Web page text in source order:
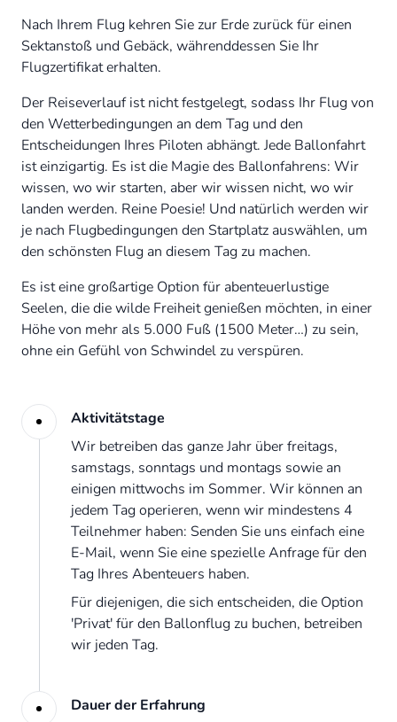
Nach Ihrem Flug kehren Sie zur Erde zurück für einen
Sektanstoß und Gebäck, währenddessen Sie Ihr
Flugzertifikat erhalten.
Der Reiseverlauf ist nicht festgelegt, sodass Ihr Flug von
den Wetterbedingungen an dem Tag und den
Entscheidungen Ihres Piloten abhängt. Jede Ballonfahrt
ist einzigartig. Es ist die Magie des Ballonfahrens: Wir
wissen, wo wir starten, aber wir wissen nicht, wo wir
landen werden. Reine Poesie! Und natürlich werden wir
je nach Flugbedingungen den Startplatz auswählen, um
den schönsten Flug an diesem Tag zu machen.
Es ist eine großartige Option für abenteuerlustige
Seelen, die die wilde Freiheit genießen möchten, in einer
Höhe von mehr als 5.000 Fuß (1500 Meter…) zu sein,
ohne ein Gefühl von Schwindel zu verspüren.
Aktivitätstage
Wir betreiben das ganze Jahr über freitags,
samstags, sonntags und montags sowie an
einigen mittwochs im Sommer. Wir können an
jedem Tag operieren, wenn wir mindestens 4
Teilnehmer haben: Senden Sie uns einfach eine
E-Mail, wenn Sie eine spezielle Anfrage für den
Tag Ihres Abenteuers haben.
Für diejenigen, die sich entscheiden, die Option
'Privat' für den Ballonflug zu buchen, betreiben
wir jeden Tag.
Dauer der Erfahrung